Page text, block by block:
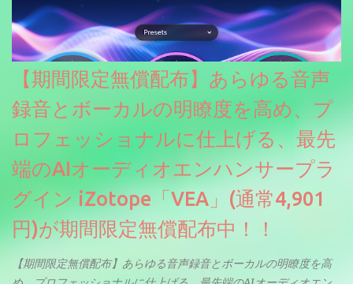
【期間限定無償配布】あらゆる音声
録音とボーカルの明瞭度を高め、プ
ロフェッショナルに仕上げる、最先
端のAIオーディオエンハンサープラ
グイン iZotope「VEA」(通常4,901
円)が期間限定無償配布中！！
【期間限定無償配布】あらゆる音声録音とボーカルの明瞭度を高